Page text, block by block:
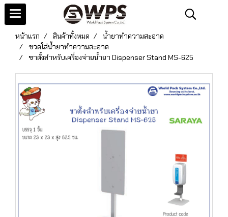
หน้าแรก สินค้าทั้งหมด
น้ำยาทำความสะอาด
ขวดใส่น้ำยาทำความสะอาด
ขาตั้งสำหรับเครื่องจ่ายน้ำยา Dispenser Stand MS-625